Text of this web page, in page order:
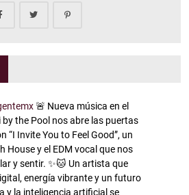
🚨 Nueva música en el
by the Pool nos abre las puertas
“I Invite You to Feel Good”, un
House y el EDM vocal que nos
y sentir. ✨🐱 Un artista que
energía vibrante y un futuro
y la inteligencia artificial se